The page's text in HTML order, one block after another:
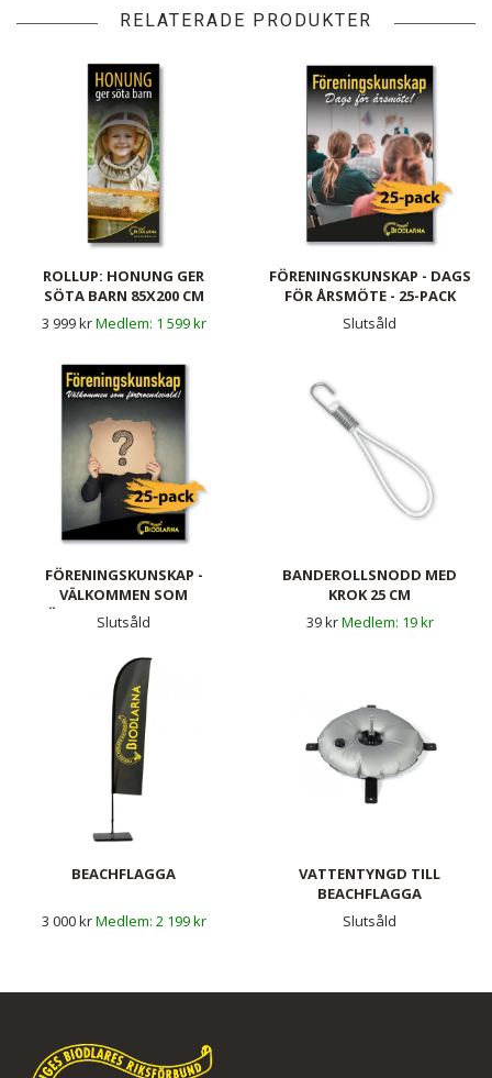
RELATERADE PRODUKTER
ROLLUP: HONUNG GER
SÖTA BARN 85X200 CM
3 999 kr
1 599 kr
FÖRENINGSKUNSKAP - DAGS
FÖR ÅRSMÖTE - 25-PACK
Slutsåld
FÖRENINGSKUNSKAP -
VÄLKOMMEN SOM
FÖRTROENDEVALD! - 25-
PACK
Slutsåld
BANDEROLLSNODD MED
KROK 25 CM
39 kr
19 kr
BEACHFLAGGA
3 000 kr 2 199 kr
VATTENTYNGD TILL
BEACHFLAGGA
Slutsåld